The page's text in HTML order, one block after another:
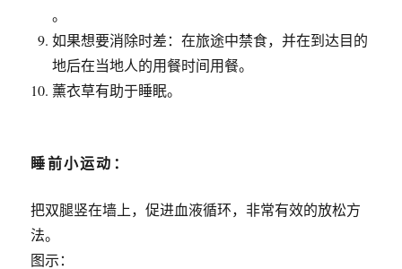
。
如果想要消除时差：在旅途中禁食，并在到达目的
地后在当地人的用餐时间用餐。
薰衣草有助于睡眠。
睡前小运动：
把双腿竖在墙上，促进血液循环，非常有效的放松方
法。
图示：